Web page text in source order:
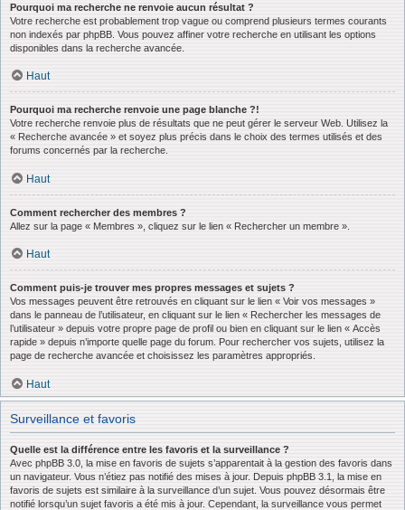
Pourquoi ma recherche ne renvoie aucun résultat ?
Votre recherche est probablement trop vague ou comprend plusieurs termes courants
non indexés par phpBB. Vous pouvez affiner votre recherche en utilisant les options
disponibles dans la recherche avancée.
Haut
Pourquoi ma recherche renvoie une page blanche ?!
Votre recherche renvoie plus de résultats que ne peut gérer le serveur Web. Utilisez la
« Recherche avancée » et soyez plus précis dans le choix des termes utilisés et des
forums concernés par la recherche.
Haut
Comment rechercher des membres ?
Allez sur la page « Membres », cliquez sur le lien « Rechercher un membre ».
Haut
Comment puis-je trouver mes propres messages et sujets ?
Vos messages peuvent être retrouvés en cliquant sur le lien « Voir vos messages »
dans le panneau de l’utilisateur, en cliquant sur le lien « Rechercher les messages de
l’utilisateur » depuis votre propre page de profil ou bien en cliquant sur le lien « Accès
rapide » depuis n’importe quelle page du forum. Pour rechercher vos sujets, utilisez la
page de recherche avancée et choisissez les paramètres appropriés.
Haut
Surveillance et favoris
Quelle est la différence entre les favoris et la surveillance ?
Avec phpBB 3.0, la mise en favoris de sujets s’apparentait à la gestion des favoris dans
un navigateur. Vous n’étiez pas notifié des mises à jour. Depuis phpBB 3.1, la mise en
favoris de sujets est similaire à la surveillance d’un sujet. Vous pouvez désormais être
notifié lorsqu’un sujet favoris a été mis à jour. Cependant, la surveillance vous permet